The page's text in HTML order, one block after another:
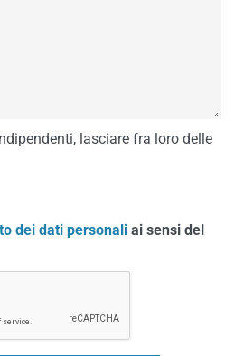
lasciare fra loro delle
dei dati personali ai sensi del